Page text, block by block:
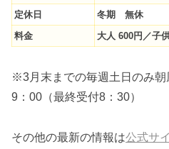
定休日
冬期 無休
料金
大人 600円／子
※3月末までの毎週土日のみ
9：00（最終受付8：30）
その他の最新の情報は公式サ